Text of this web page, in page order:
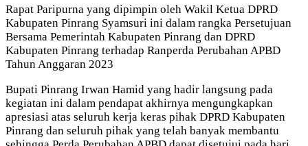
Rapat Paripurna yang dipimpin oleh Wakil Ketua DPRD
Kabupaten Pinrang Syamsuri ini dalam rangka Persetujuan
Bersama Pemerintah Kabupaten Pinrang dan DPRD
Kabupaten Pinrang terhadap Ranperda Perubahan APBD
Tahun Anggaran 2023
Bupati Pinrang Irwan Hamid yang hadir langsung pada
kegiatan ini dalam pendapat akhirnya mengungkapkan
apresiasi atas seluruh kerja keras pihak DPRD Kabupaten
Pinrang dan seluruh pihak yang telah banyak membantu